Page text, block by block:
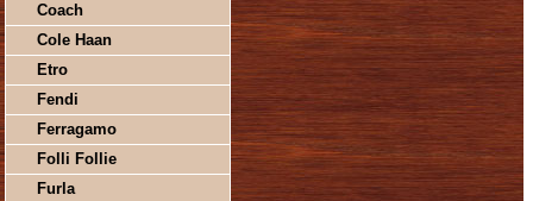
Coach
Cole Haan
Etro
Fendi
Ferragamo
Folli Follie
Furla